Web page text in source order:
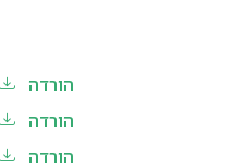
הורדה
הורדה
הורדה